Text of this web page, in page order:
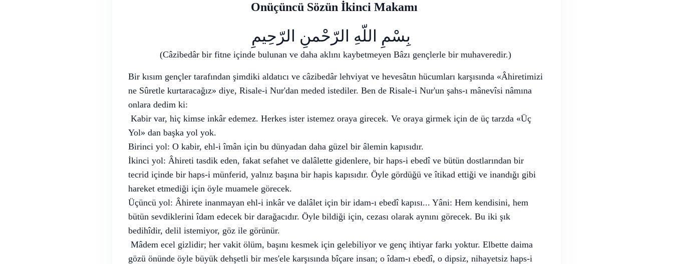
Onüçüncü Sözün İkinci Makamı
(Câzibedâr bir fitne içinde bulunan ve daha aklını kaybetmeyen Bâzı gençlerle bir muhaveredir.)
Bir kısım gençler tarafından şimdiki aldatıcı ve câzibedâr lehviyat ve hevesâtın hücumları karşısında «Âhiretimizi
ne Sûretle kurtaracağız» diye, Risale-i Nur'dan meded istediler. Ben de Risale-i Nur'un şahs-ı mânevîsi nâmına
onlara dedim ki:
Kabir var, hiç kimse inkâr edemez. Herkes ister istemez oraya girecek. Ve oraya girmek için de üç tarzda «Üç
Yol» dan başka yol yok.
Birinci yol: O kabir, ehl-i îmân için bu dünyadan daha güzel bir âlemin kapısıdır.
İkinci yol: Âhireti tasdik eden, fakat sefahet ve dalâlette gidenlere, bir haps-i ebedî ve bütün dostlarından bir
tecrid içinde bir haps-i münferid, yalnız başına bir hapis kapısıdır. Öyle gördüğü ve îtikad ettiği ve inandığı gibi
hareket etmediği için öyle muamele görecek.
Üçüncü yol: Âhirete inanmayan ehl-i inkâr ve dalâlet için bir idam-ı ebedî kapısı... Yâni: Hem kendisini, hem
bütün sevdiklerini îdam edecek bir darağacıdır. Öyle bildiği için, cezası olarak aynını görecek. Bu iki şık
bedihîdir, delil istemiyor, göz ile görünür.
Mâdem ecel gizlidir; her vakit ölüm, başını kesmek için gelebiliyor ve genç ihtiyar farkı yoktur. Elbette daima
gözü önünde öyle büyük dehşetli bir mes'ele karşısında bîçare insan; o îdam-ı ebedî, o dipsiz, nihayetsiz haps-i